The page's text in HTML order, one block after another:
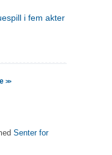
i fem akter
>>
Senter for